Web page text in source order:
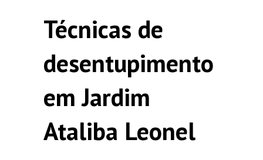
Técnicas de
desentupimento
em Jardim
Ataliba Leonel